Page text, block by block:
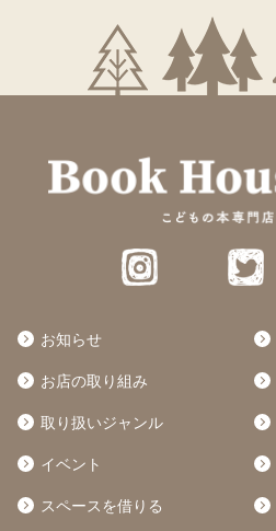
お知らせ
お店の取り組み
取り扱いジャンル
イベント
スペースを借りる